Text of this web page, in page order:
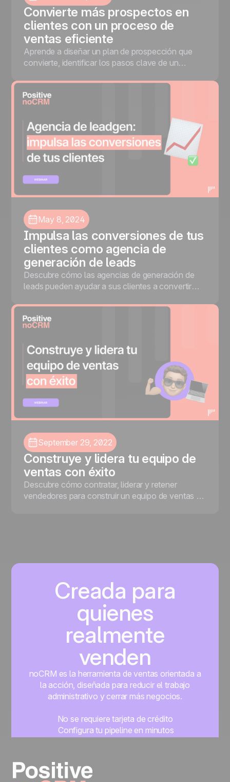
Convierte más prospectos en
clientes con un proceso de
ventas eficiente
Aprende a diseñar un plan de prospección que
convierte, identificar los pasos clave de un
con noCRM para mejorar tu tasa de conversión.
May 8, 2024
Impulsa las conversiones de tus
clientes como agencia de
generación de leads
Descubre cómo las agencias de generación de
leads pueden ayudar a sus clientes a convertir
experiencias de Mike Chachati, Eduardo Miquilena
y Sebastián Rondon.
September 29, 2022
Construye y lidera tu equipo de
ventas con éxito
Descubre cómo contratar, liderar y retener
vendedores para construir un equipo de ventas de
Creada para
quienes
realmente
venden
noCRM es la herramienta de ventas orientada a
la acción, diseñada para reducir el trabajo
administrativo y cerrar más negocios.
No se requiere tarjeta de crédito
Configura tu pipeline en minutos